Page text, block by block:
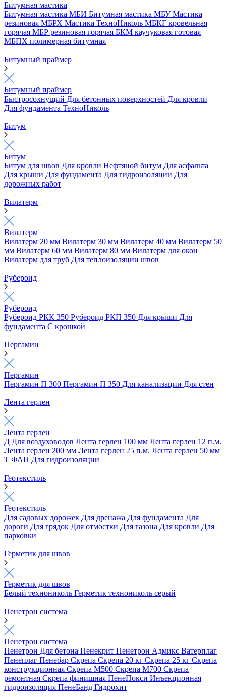
Битумная мастика
Битумная мастика МБИ Битумная мастика МБУМастика
резиновая МБРХ Мастика ТехноНиколь МБКГ кровельная
горячая МБР резиновая горячая БКМ каучуковая готовая
МБПХ полимерная битумная
Битумный праймер
Битумный праймер
Быстросохнущий Для бетонных поверхностей Для кровли
Для фундамента ТехноНиколь
Битум
Битум
Битум для швов Для кровли Нефтяной битум Для асфальта
Для крыши Для фундамента Для гидроизоляции Для
дорожных работ
Вилатерм
Вилатерм
Вилатерм 20 мм Вилатерм 30 мм Вилатерм 40 мм Вилатерм 50
мм Вилатерм 60 мм Вилатерм 80 мм Вилатерм для окон
Вилатерм для труб Для теплоизоляции швов
Рубероид
Рубероид
Рубероид РКК 350 Рубероид РКП 350 Для крыши Для
фундамента С крошкой
Пергамин
Пергамин
Пергамин П 300 Пергамин П 350 Для канализации Для стен
Лента герлен
Лента герлен
Д Для воздуховодов Лента герлен 100 мм Лента герлен 12 п.м.
Лента герлен 200 мм Лента герлен 25 п.м. Лента герлен 50 мм
Т ФАП Для гидроизоляции
Геотекстиль
Геотекстиль
Для садовых дорожек Для дренажа Для фундамента Для
дороги Для грядок Для отмостки Для газона Для кровли Для
парковки
Герметик для швов
Герметик для швов
Белый технониколь Герметик технониколь серый
Пенетрон система
Пенетрон система
Пенетрон Для бетона Пенекрит Пенетрон Адмикс Ватерплаг
Пенеплаг Пенебар Скрепа Скрепа 20 кг Скрепа 25 кг Скрепа
конструкционная Скрепа М500 Скрепа М700 Скрепа
ремонтная Скрепа финишная ПенеПокси Инъекционная
гидроизоляция ПенеБанд Гидрохит